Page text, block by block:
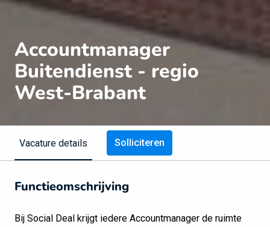
Accountmanager
Buitendienst - regio
West-Brabant
Vacature details Solliciteren
Functieomschrijving
Bij Social Deal krijgt iedere Accountmanager de ruimte